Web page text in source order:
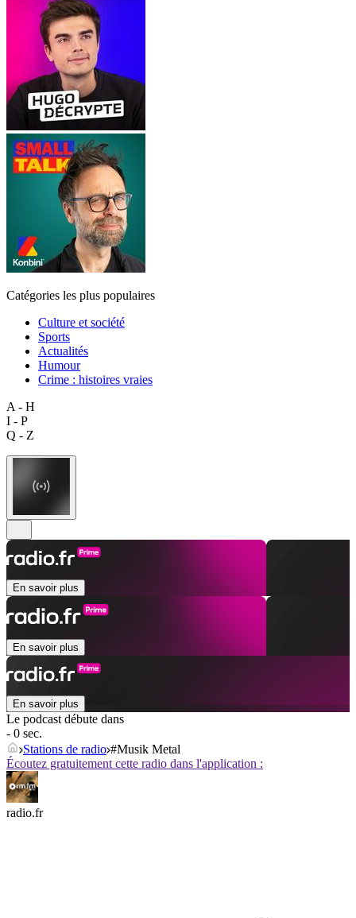
Catégories les plus populaires
Culture et société
Sports
Actualités
Humour
Crime : histoires vraies
A - H
I - P
Q - Z
En savoir plus
En savoir plus
En savoir plus
Le podcast débute dans
- 0 sec.
Stations de radio #Musik Metal
Écoutez gratuitement cette radio dans l'application :
radio.fr